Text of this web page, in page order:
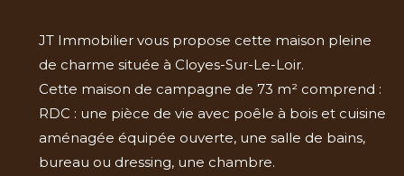
JT Immobilier vous propose cette maison pleine
de charme située à Cloyes-Sur-Le-Loir.
Cette maison de campagne de 73 m² comprend :
RDC : une pièce de vie avec poêle à bois et cuisine
aménagée équipée ouverte, une salle de bains,
bureau ou dressing, une chambre.